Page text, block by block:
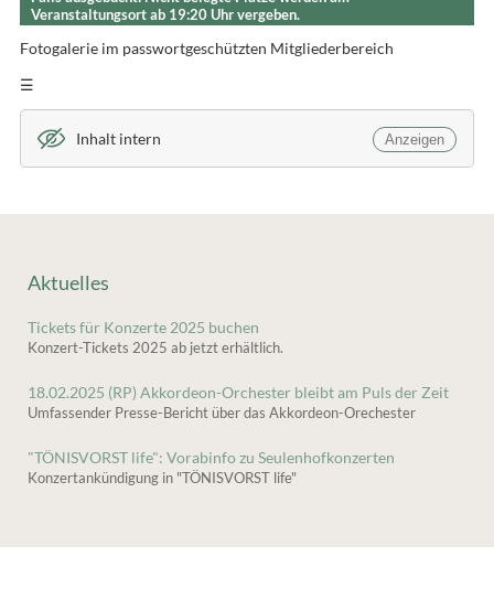
Aktuelles
Tickets für Konzerte 2025 buchen
Konzert-Tickets 2025 ab jetzt erhältlich.
18.02.2025 (RP) Akkordeon-Orchester bleibt am Puls der Zeit
Umfassender Presse-Bericht über das Akkordeon-Orechester
"TÖNISVORST life": Vorabinfo zu Seulenhofkonzerten
Konzertankündigung in "TÖNISVORST life"
Veranstaltungsort ab 19:20 Uhr vergeben.
Fotogalerie im passwortgeschützten Mitgliederbereich
☰
Inhalt intern Anzeigen